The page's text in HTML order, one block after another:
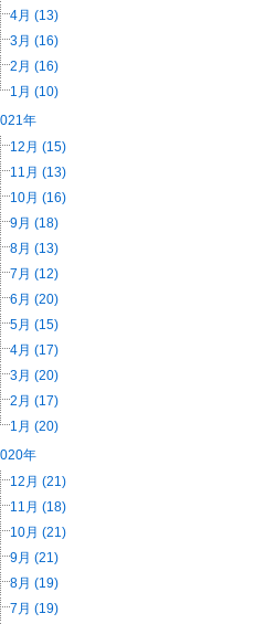
4月 (13)
3月 (16)
2月 (16)
1月 (10)
年
12月 (15)
11月 (13)
10月 (16)
9月 (18)
8月 (13)
7月 (12)
6月 (20)
5月 (15)
4月 (17)
3月 (20)
2月 (17)
1月 (20)
年
12月 (21)
11月 (18)
10月 (21)
9月 (21)
8月 (19)
7月 (19)